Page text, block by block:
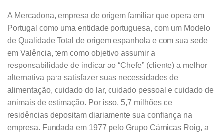
A Mercadona, empresa de origem familiar que opera em
Portugal como uma entidade portuguesa, com um Modelo
de Qualidade Total de origem espanhola e com sua sede
em Valência, tem como objetivo assumir a
responsabilidade de indicar ao “Chefe” (cliente) a melhor
alternativa para satisfazer suas necessidades de
alimentação, cuidado do lar, cuidado pessoal e cuidado de
animais de estimação. Por isso, 5,7 milhões de
residências depositam diariamente sua confiança na
empresa. Fundada em 1977 pelo Grupo Cárnicas Roig, a